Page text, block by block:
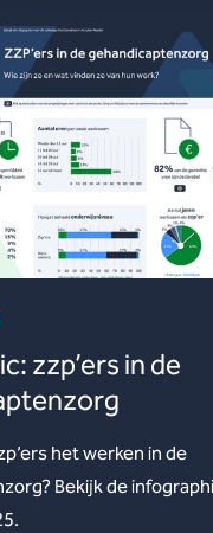
zzp’ers in de
het werken in de
Bekijk de